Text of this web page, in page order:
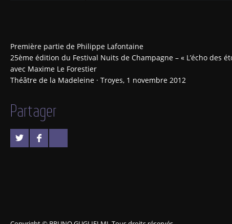
Première partie de Philippe Lafontaine
25ème édition du Festival Nuits de Champagne – « L’écho des
avec Maxime Le Forestier
Théâtre de la Madeleine · Troyes, 1 novembre 2012
Partager